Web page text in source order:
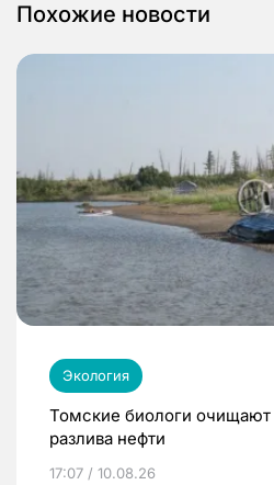
Похожие новости
Экология
Томские биологи очищают
разлива нефти
17:07 / 10.08.26